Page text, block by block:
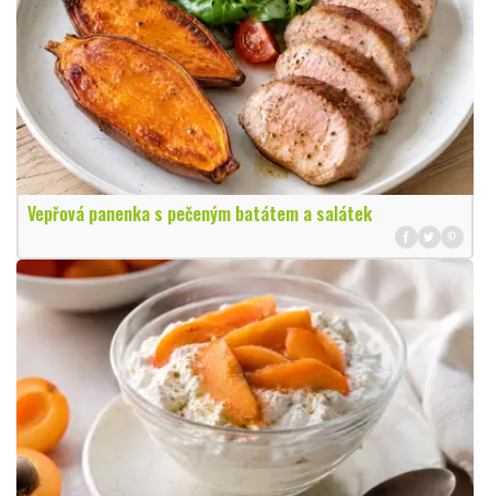
Vepřová panenka s pečeným batátem a salátek